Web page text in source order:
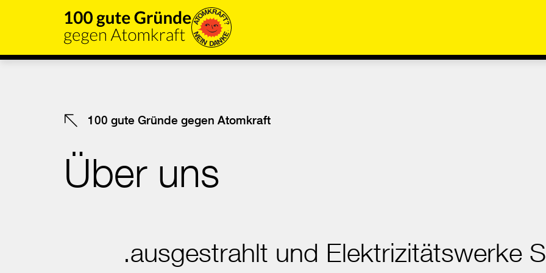
der
100 gute Gründe gegen Atomkraft
Über uns
.ausgestrahlt und Elektrizitätswerke